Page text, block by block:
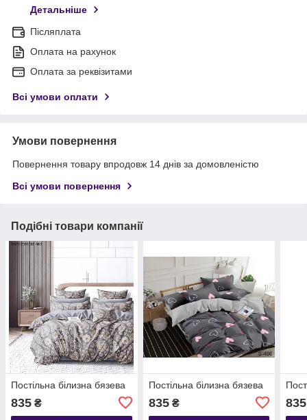
Детальніше
Післяплата
Оплата на рахунок
Оплата за реквізитами
Всі умови оплати
Умови повернення
Повернення товару впродовж 14 днів за домовленістю
Всі умови повернення
Подібні товари компанії
Постільна білизна бязева
835 ₴
Постільна білизна бязева
835₴ 835